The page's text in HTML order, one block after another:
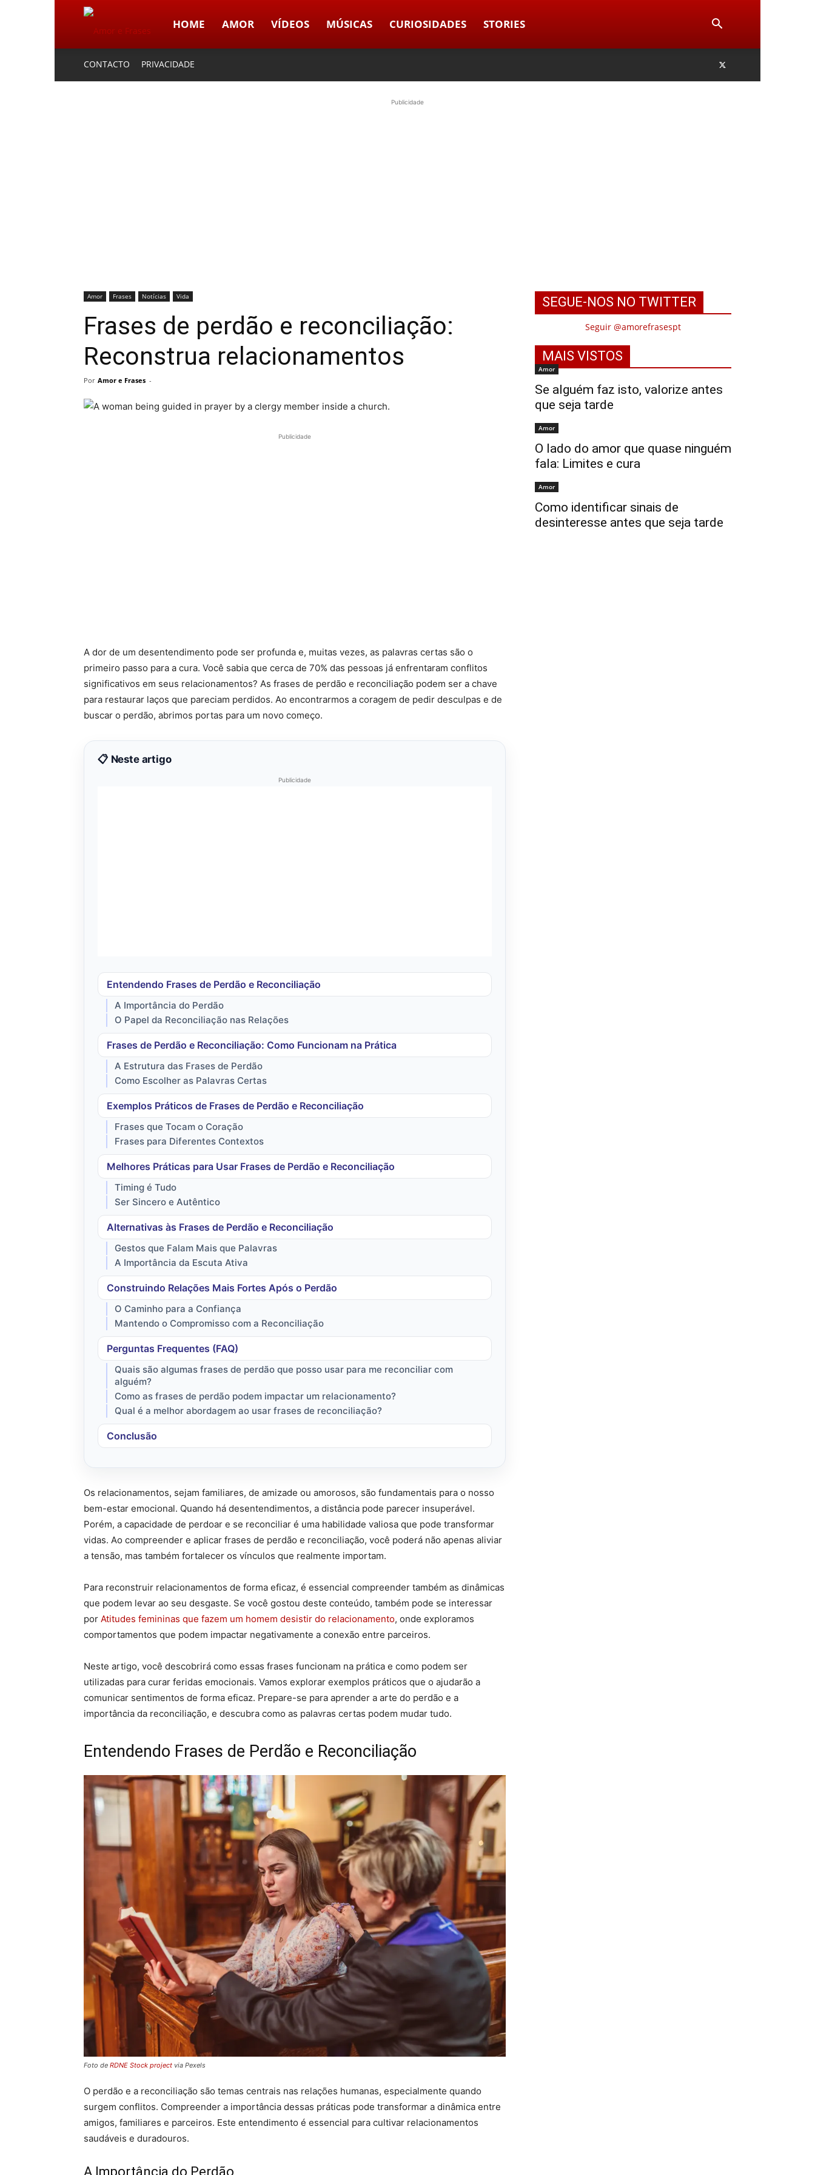
Amor
HOME AMOR VÍDEOS MÚSICAS CURIOSIDADES STORIES
CONTACTO PRIVACIDADE
Publicidade
Amor Frases Notícias Vida
Frases de perdão e reconciliação:
Reconstrua relacionamentos
Por Amor e Frases -
Publicidade
A dor de um desentendimento pode ser profunda e, muitas vezes, as palavras certas são o
primeiro passo para a cura. Você sabia que cerca de 70% das pessoas já enfrentaram conflitos
significativos em seus relacionamentos? As frases de perdão e reconciliação podem ser a chave
para restaurar laços que pareciam perdidos. Ao encontrarmos a coragem de pedir desculpas e de
buscar o perdão, abrimos portas para um novo começo.
📋 Neste artigo
Publicidade
Entendendo Frases de Perdão e Reconciliação
A Importância do Perdão
O Papel da Reconciliação nas Relações
Frases de Perdão e Reconciliação: Como Funcionam na Prática
A Estrutura das Frases de Perdão
Como Escolher as Palavras Certas
Exemplos Práticos de Frases de Perdão e Reconciliação
Frases que Tocam o Coração
Frases para Diferentes Contextos
Melhores Práticas para Usar Frases de Perdão e Reconciliação
Timing é Tudo
Ser Sincero e Autêntico
Alternativas às Frases de Perdão e Reconciliação
Gestos que Falam Mais que Palavras
A Importância da Escuta Ativa
Construindo Relações Mais Fortes Após o Perdão
O Caminho para a Confiança
Mantendo o Compromisso com a Reconciliação
Perguntas Frequentes (FAQ)
Quais são algumas frases de perdão que posso usar para me reconciliar com
alguém?
Como as frases de perdão podem impactar um relacionamento?
Qual é a melhor abordagem ao usar frases de reconciliação?
Conclusão
Os relacionamentos, sejam familiares, de amizade ou amorosos, são fundamentais para o nosso
bem-estar emocional. Quando há desentendimentos, a distância pode parecer insuperável.
Porém, a capacidade de perdoar e se reconciliar é uma habilidade valiosa que pode transformar
vidas. Ao compreender e aplicar frases de perdão e reconciliação, você poderá não apenas aliviar
a tensão, mas também fortalecer os vínculos que realmente importam.
Para reconstruir relacionamentos de forma eficaz, é essencial compreender também as dinâmicas
que podem levar ao seu desgaste. Se você gostou deste conteúdo, também pode se interessar
por Atitudes femininas que fazem um homem desistir do relacionamento, onde exploramos
comportamentos que podem impactar negativamente a conexão entre parceiros.
Neste artigo, você descobrirá como essas frases funcionam na prática e como podem ser
utilizadas para curar feridas emocionais. Vamos explorar exemplos práticos que o ajudarão a
comunicar sentimentos de forma eficaz. Prepare-se para aprender a arte do perdão e a
importância da reconciliação, e descubra como as palavras certas podem mudar tudo.
Entendendo Frases de Perdão e Reconciliação
Foto de RDNE Stock project via Pexels
O perdão e a reconciliação são temas centrais nas relações humanas, especialmente quando
surgem conflitos. Compreender a importância dessas práticas pode transformar a dinâmica entre
amigos, familiares e parceiros. Este entendimento é essencial para cultivar relacionamentos
saudáveis e duradouros.
A Importância do Perdão
SEGUE-NOS NO TWITTER
Seguir @amorefrasespt
MAIS VISTOS
Amor
Se alguém faz isto, valorize antes
que seja tarde
Amor
O lado do amor que quase ninguém
fala: Limites e cura
Amor
Como identificar sinais de
desinteresse antes que seja tarde